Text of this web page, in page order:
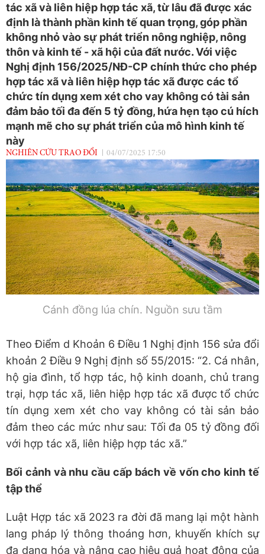
tác xã và liên hiệp hợp tác xã, từ lâu đã được xác
định là thành phần kinh tế quan trọng, góp phần
không nhỏ vào sự phát triển nông nghiệp, nông
thôn và kinh tế - xã hội của đất nước. Với việc
Nghị định 156/2025/NĐ-CP chính thức cho phép
hợp tác xã và liên hiệp hợp tác xã được các tổ
chức tín dụng xem xét cho vay không có tài sản
đảm bảo tối đa đến 5 tỷ đồng, hứa hẹn tạo cú hích
mạnh mẽ cho sự phát triển của mô hình kinh tế
này
NGHIÊN CỨU TRAO ĐỔI 04/07/2025 17:50
Cánh đồng lúa chín. Nguồn sưu tầm
Theo Điểm d Khoản 6 Điều 1 Nghị định 156 sửa đổi
khoản 2 Điều 9 Nghị định số 55/2015: “2. Cá nhân,
hộ gia đình, tổ hợp tác, hộ kinh doanh, chủ trang
trại, hợp tác xã, liên hiệp hợp tác xã được tổ chức
tín dụng xem xét cho vay không có tài sản bảo
đảm theo các mức như sau: Tối đa 05 tỷ đồng đối
với hợp tác xã, liên hiệp hợp tác xã.”
Bối cảnh và nhu cầu cấp bách về vốn cho kinh tế
tập thể
Luật Hợp tác xã 2023 ra đời đã mang lại một hành
lang pháp lý thông thoáng hơn, khuyến khích sự
đa dạng hóa và nâng cao hiệu quả hoạt động của